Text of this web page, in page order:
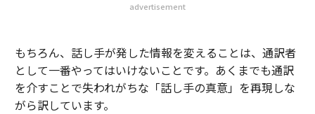
advertisement
もちろん、話し手が発した情報を変えることは、通訳者
として一番やってはいけないことです。あくまでも通訳
を介すことで失われがちな「話し手の真意」を再現しな
がら訳しています。